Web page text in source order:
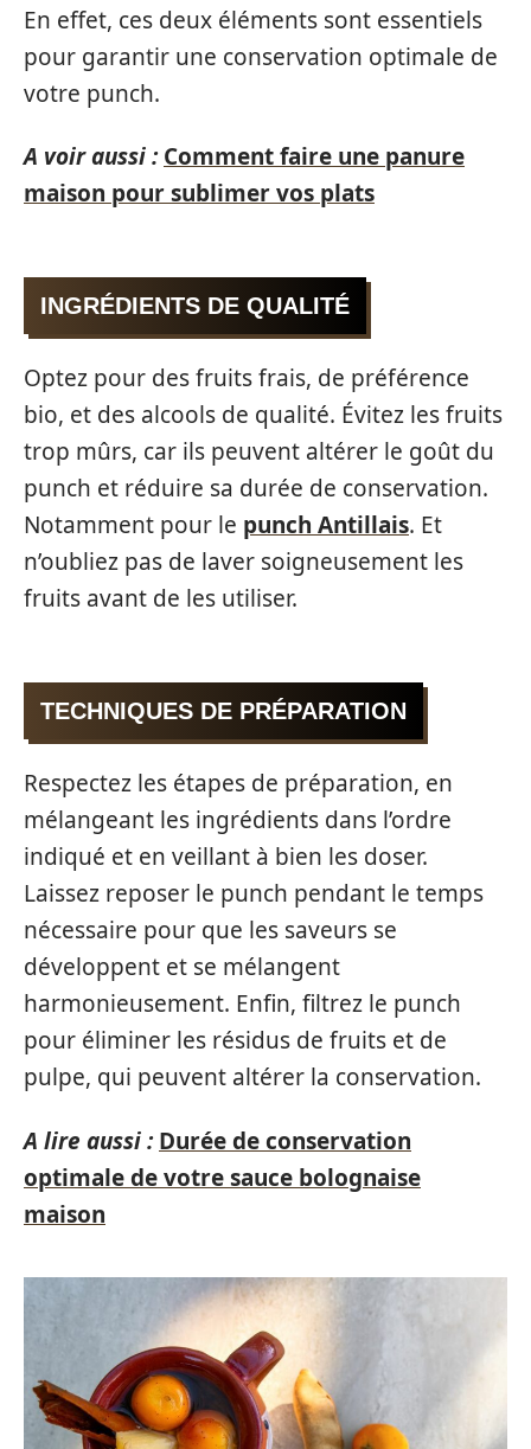
En effet, ces deux éléments sont essentiels
pour garantir une conservation optimale de
votre punch.
A voir aussi : Comment faire une panure
maison pour sublimer vos plats
INGRÉDIENTS DE QUALITÉ
Optez pour des fruits frais, de préférence
bio, et des alcools de qualité. Évitez les fruits
trop mûrs, car ils peuvent altérer le goût du
punch et réduire sa durée de conservation.
Notamment pour le punch Antillais. Et
n’oubliez pas de laver soigneusement les
fruits avant de les utiliser.
TECHNIQUES DE PRÉPARATION
Respectez les étapes de préparation, en
mélangeant les ingrédients dans l’ordre
indiqué et en veillant à bien les doser.
Laissez reposer le punch pendant le temps
nécessaire pour que les saveurs se
développent et se mélangent
harmonieusement. Enfin, filtrez le punch
pour éliminer les résidus de fruits et de
pulpe, qui peuvent altérer la conservation.
A lire aussi : Durée de conservation
optimale de votre sauce bolognaise
maison